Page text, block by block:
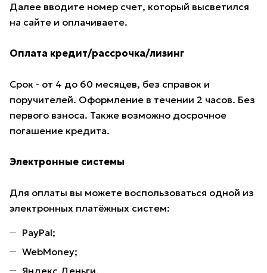
Далее вводите номер счет, который высветился
на сайте и оплачиваете.
Оплата кредит/рассрочка/лизинг
Срок - от 4 до 60 месяцев, без справок и
поручителей. Оформление в течении 2 часов. Без
первого взноса. Также возможно досрочное
погашение кредита.
Электронные системы
Для оплаты вы можете воспользоваться одной из
электронных платёжных систем:
PayPal;
WebMoney;